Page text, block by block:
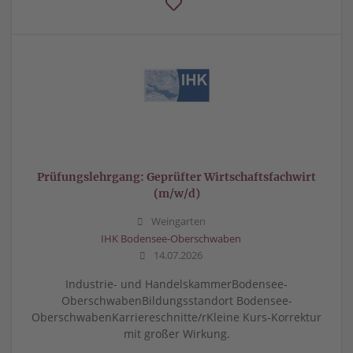
Prüfungslehrgang: Geprüfter Wirtschaftsfachwirt
(m/w/d)
Weingarten
IHK Bodensee-Oberschwaben
14.07.2026
Industrie- und HandelskammerBodensee-
OberschwabenBildungsstandort Bodensee-
OberschwabenKarriereschnitte/rKleine Kurs-Korrektur
mit großer Wirkung.